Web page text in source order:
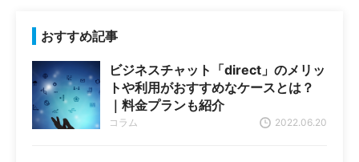
おすすめ記事
ビジネスチャット「direct」のメリッ
トや利用がおすすめなケースとは？
｜料金プランも紹介
2022.06.20
コラム